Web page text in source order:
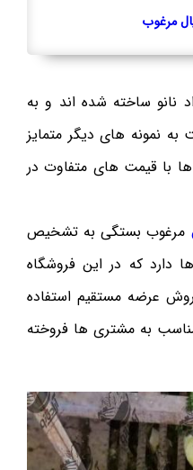
مرغوب
نانو ساخته شده اند و به
به نمونه های دیگر متمایز
با قیمت های متفاوت در
مرغوب بستگی به تشخیص
دارد که در این فروشگاه
روش عرضه مستقیم استفاده
به مشتری ها فروخته